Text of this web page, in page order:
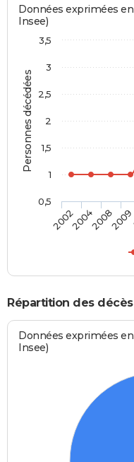
Personnes décédées
Données exprimées
Insee)
2002200420082009
0,5
1
1,5
2
2,5
3
3,5
Répartition des
Données exprimées
Insee)